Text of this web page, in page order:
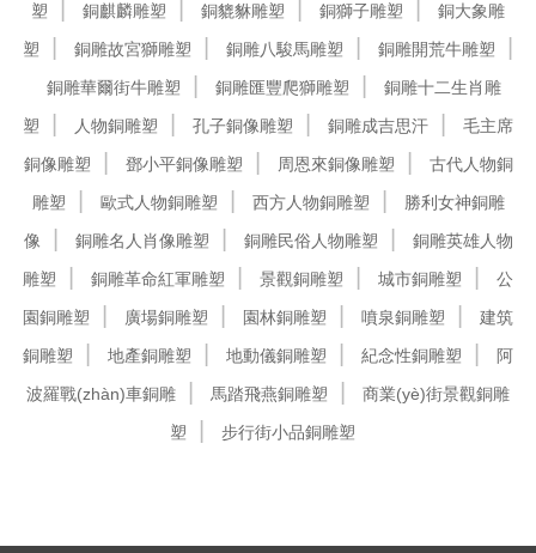
塑
銅麒麟雕塑 銅貔貅雕塑 銅獅子雕塑
銅大象雕
塑
銅雕故宮獅雕塑 銅雕八駿馬雕塑
銅雕開荒牛雕塑
銅雕華爾街牛雕塑
銅雕匯豐爬獅雕塑
銅雕十二生肖雕
塑
人物銅雕塑 孔子銅像雕塑 銅雕成吉思汗
毛主席
銅像雕塑
鄧小平銅像雕塑 周恩來銅像雕塑
古代人物銅
雕塑
歐式人物銅雕塑 西方人物銅雕塑
勝利女神銅雕
像
銅雕名人肖像雕塑 銅雕民俗人物雕塑
銅雕英雄人物
雕塑
銅雕革命紅軍雕塑 景觀銅雕塑 城市銅雕塑
公
園銅雕塑
廣場銅雕塑 園林銅雕塑 噴泉銅雕塑
建筑
銅雕塑
地產銅雕塑 地動儀銅雕塑 紀念性銅雕塑
阿
波羅戰(zhàn)車銅雕
馬踏飛燕銅雕塑
商業(yè)街景觀銅雕
塑
步行街小品銅雕塑